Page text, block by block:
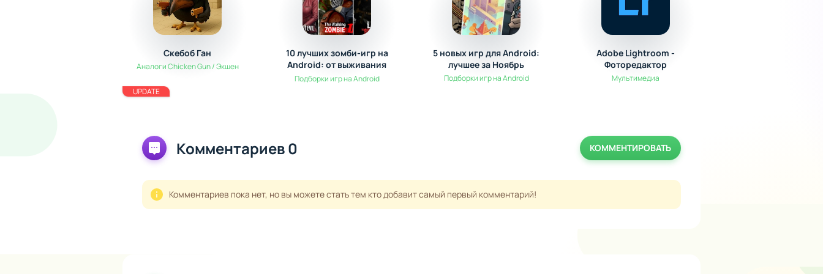
Скебоб Ган
Аналоги Chicken Gun / Экшен
UPDATE
10 лучших зомби-игр на
Android: от выживания
до экшена
Подборки игр на Android
5 новых игр для Android:
лучшее за Ноябрь
Подборки игр на Android
Adobe Lightroom -
Фоторедактор
Мультимедиа
Комментариев 0 КОММЕНТИРОВАТЬ
Комментариев пока нет, но вы можете стать тем кто добавит самый первый комментарий!